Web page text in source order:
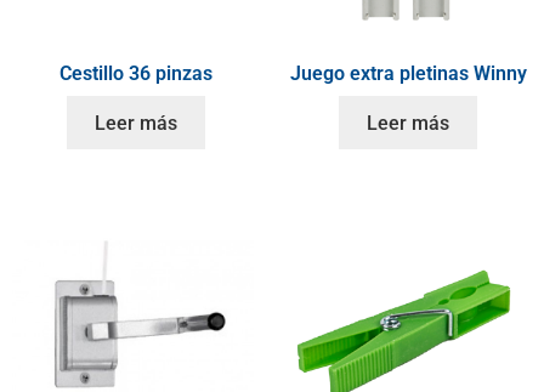
Cestillo 36 pinzas
Leer más
Juego extra pletinas Winny
Leer más